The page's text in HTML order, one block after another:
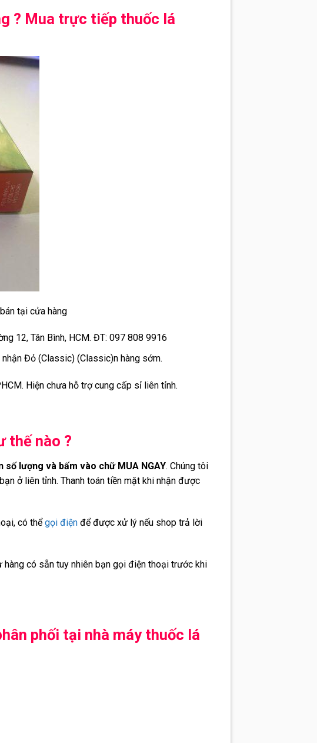
? Mua trực tiếp thuốc lá
tại cửa hàng
12, Tân Bình, HCM. ĐT: 097 808 9916
Đỏ (Classic) (Classic)n hàng sớm.
Hiện chưa hỗ trợ cung cấp sỉ liên tỉnh.
thế nào ?
số lượng và bấm vào chữ MUA NGAY. Chúng tôi
ở liên tỉnh. Thanh toán tiền mặt khi nhận được
có thểgọi điện để được xử lý nếu shop trả lời
hàng có sẵn tuy nhiên bạn gọi điện thoại trước khi
phối tại nhà máy thuốc lá